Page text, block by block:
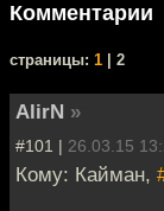
Комментарии
cтраницы: 1 | 2
AlirN »
#101 | 26.03.15
Кому: Кайман,